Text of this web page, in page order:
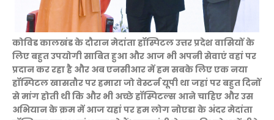
कोविड कालखंड के दौरान मेदांता हॉस्पिटल उत्तर प्रदेश वासियों के
लिए बहुत उपयोगी साबित हुआ और आज भी अपनी सेवाएं वहां पर
प्रदान कर रहा है और अब एनसीआर में हम सबके लिए एक नया
हॉस्पिटल खासतौर पर हमारा जो वेस्टर्न यूपी था जहां पर बहुत दिनों
से मांग होती थी कि और भी अच्छे हॉस्पिटल्स आने चाहिए और उस
अभियान के क्रम में आज यहां पर हम लोग नोएडा के अंदर मेदांता